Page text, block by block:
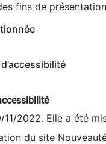
fins de
2022. Elle a été
du site